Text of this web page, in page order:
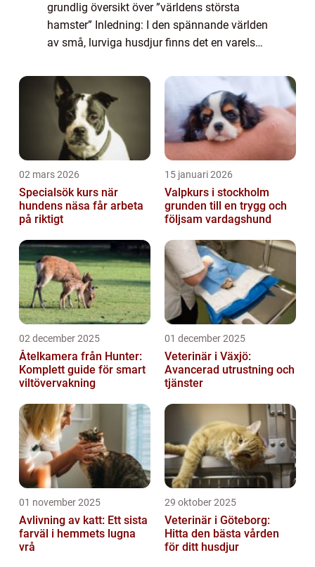
grundlig översikt över ”världens största
hamster” Inledning: I den spännande världen
av små, lurviga husdjur finns det en varelse
ägare och nyfikna åskåda...
02 mars 2026
Specialsök kurs när
hundens näsa får arbeta
på riktigt
15 januari 2026
Valpkurs i stockholm
grunden till en trygg och
följsam vardagshund
02 december 2025
Åtelkamera från Hunter:
Komplett guide för smart
viltövervakning
01 december 2025
Veterinär i Växjö:
Avancerad utrustning och
tjänster
01 november 2025
Avlivning av katt: Ett sista
farväl i hemmets lugna
vrå
29 oktober 2025
Veterinär i Göteborg:
Hitta den bästa vården
för ditt husdjur